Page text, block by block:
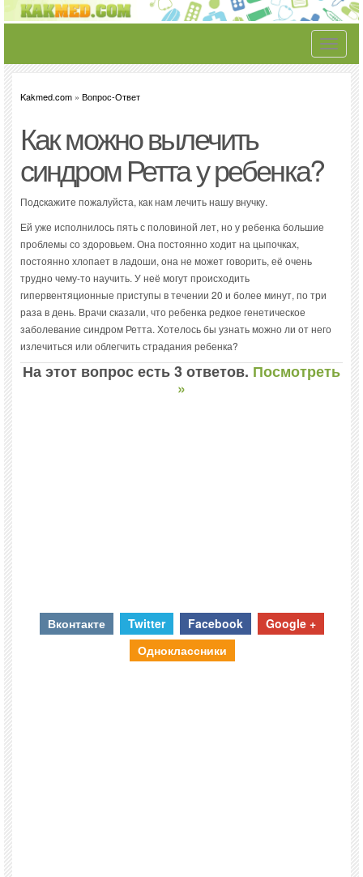
Toggle
Kakmed.com » Вопрос-Ответ
Как можно вылечить
синдром Ретта у ребенка?
Подскажите пожалуйста, как нам лечить нашу внучку.
Ей уже исполнилось пять с половиной лет, но у ребенка большие
проблемы со здоровьем. Она постоянно ходит на цыпочках,
постоянно хлопает в ладоши, она не может говорить, её очень
трудно чему-то научить. У неё могут происходить
гипервентяционные приступы в течении 20 и более минут, по три
раза в день. Врачи сказали, что ребенка редкое генетическое
заболевание синдром Ретта. Хотелось бы узнать можно ли от него
излечиться или облегчить страдания ребенка?
На этот вопрос есть 3 ответов. Посмотреть
»
Вконтакте Twitter Facebook
Google +
Одноклассники